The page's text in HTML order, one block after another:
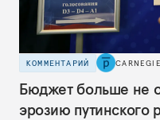
КОММЕНТАРИЙ
Бюджет больше не
эрозию путинского